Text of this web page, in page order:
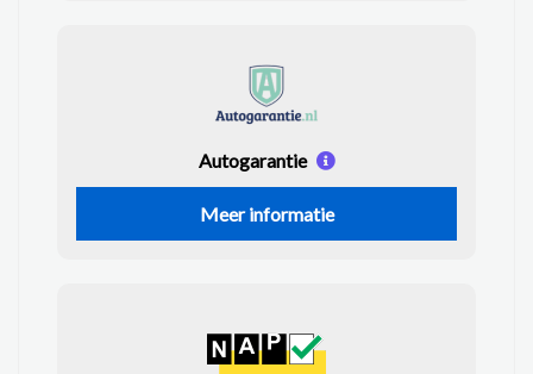
Autogarantie
Meer informatie